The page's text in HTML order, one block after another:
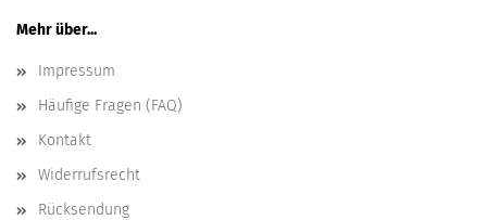
Mehr über...
Impressum
Häufige Fragen (FAQ)
Kontakt
Widerrufsrecht
Rücksendung